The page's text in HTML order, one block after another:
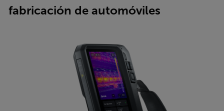
fabricación de automóviles